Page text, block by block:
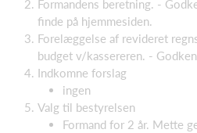
Formandens beretning. -
finde på hjemmesiden.
Forelæggelse af revideret
budget v/kassereren. -
Indkomne forslag
ingen
Valg til bestyrelsen
Formand for 2 år. Mette